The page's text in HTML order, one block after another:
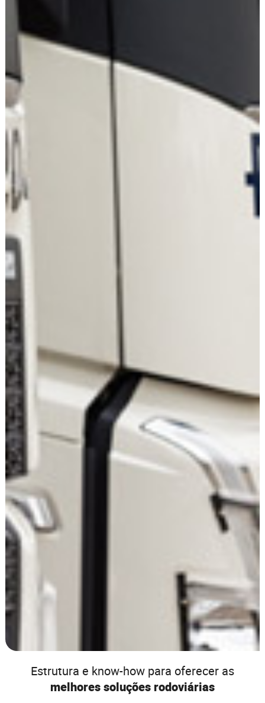
Estrutura e know-howpara oferecer as
melhoressoluções rodoviárias